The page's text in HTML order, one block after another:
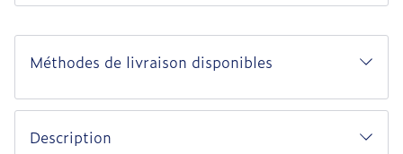
Méthodes de livraison disponibles
Description